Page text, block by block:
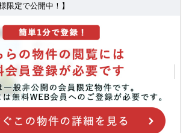
限定で公開中！】